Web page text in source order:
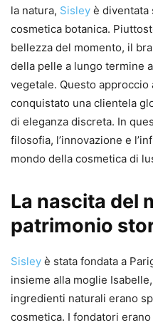
la natura, Sisley è diventata
cosmetica botanica.
bellezza del momento, il
della pelle a lungo termine
vegetale. Questo
conquistato una clientela
di eleganza discreta. In
filosofia, l’innovazione e
mondo della cosmetica di
La nascita del
patrimonio
Sisley è stata fondata a
insieme alla moglie
ingredienti naturali erano
cosmetica. I fondatori